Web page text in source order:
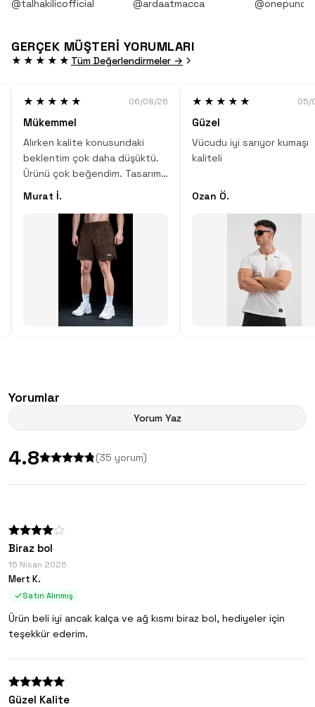
@talhakilicofficial @ardaatmacca
GERÇEK MÜŞTERİ YORUMLARI
★★★★★ Tüm Değerlendirmeler →
★★★★★ 06/08/26
Mükemmel
Alırken kalite konusundaki
beklentim çok daha düşüktü.
Ürünü çok beğendim. Tasarım,
desen, kumaş kalitesi çok hoş.
Murat İ.
★★★★★ 05/
Güzel
Vücudu iyi sarıyor kumaşı
kaliteli
Ozan Ö.
Yorumlar
Yorum Yaz
4.8 (35 yorum)
Biraz bol
15 Nisan 2026
Mert K.
Satın Alınmış
Ürün beli iyi ancak kalça ve ağ kısmı biraz bol, hediyeler için
teşekkür ederim.
Güzel Kalite